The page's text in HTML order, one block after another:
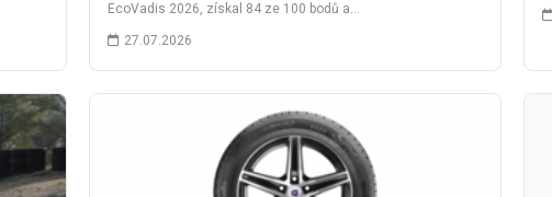
EcoVadis 2026, získal 84 ze 100 bodů a…
27.07.2026